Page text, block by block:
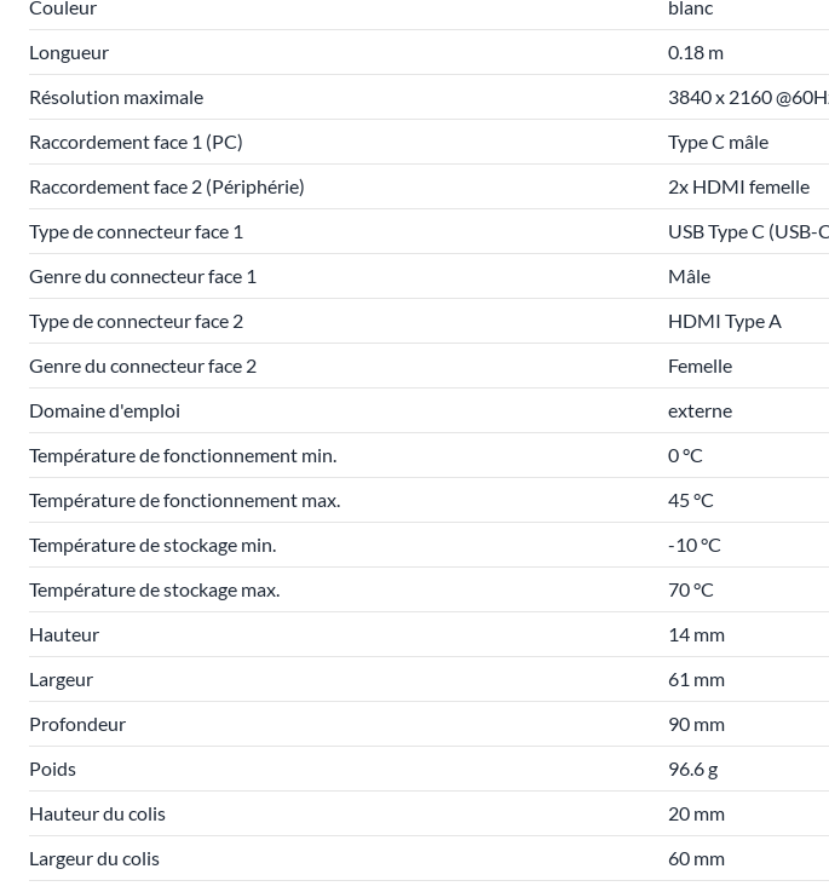
Couleur
blanc
Longueur
0.18 m
Résolution maximale
3840 x 2160
Raccordement face 1 (PC)
Type C mâle
Raccordement face 2 (Périphérie)
2x HDMI femelle
Type de connecteur face 1
USB Type C (USB-
Genre du connecteur face 1
Mâle
Type de connecteur face 2
HDMI Type A
Genre du connecteur face 2
Femelle
Domaine d'emploi
externe
Température de fonctionnement min.
0 °C
Température de fonctionnement max.
45 °C
Température de stockage min.
-10 °C
Température de stockage max.
70 °C
Hauteur
14 mm
Largeur
61 mm
Profondeur
90 mm
Poids
96.6 g
Hauteur du colis
20 mm
Largeur du colis
60 mm